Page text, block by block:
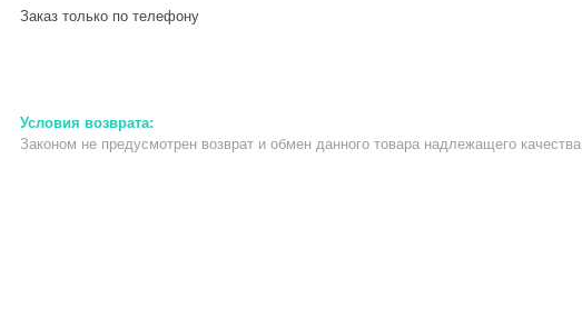
Заказ только по телефону
Законом не предусмотрен возврат и обмен данного товара надлежащего качества